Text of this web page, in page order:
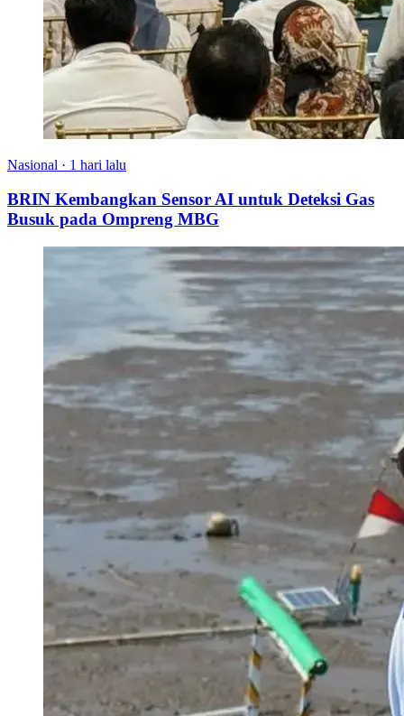
Nasional · 1 hari lalu
BRIN Kembangkan Sensor AI untuk Deteksi Gas
Busuk pada Ompreng MBG